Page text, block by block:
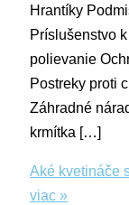
Hrantíky
Príslušenstvo
polievanie
Postreky proti
Záhradné
krmítka […]
Aké kvetináče
viac »